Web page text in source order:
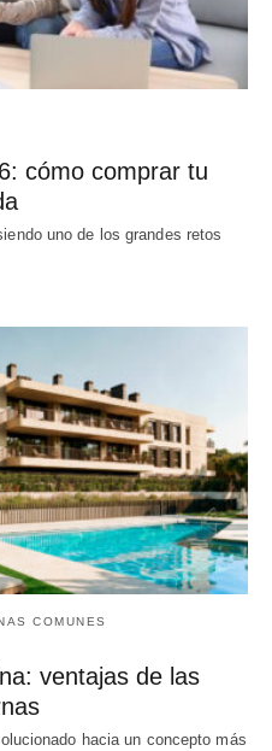
cómo comprar tu
uno de los grandes retos
COMUNES
ventajas de las
hacia un concepto más